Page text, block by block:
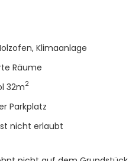
Klimaanlage
Räume
Außenpool 32m2
Parkplatz
nicht erlaubt